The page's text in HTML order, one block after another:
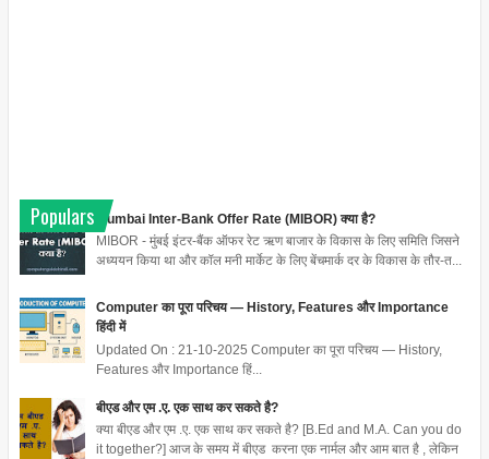
Populars
Mumbai Inter-Bank Offer Rate (MIBOR) क्या है?
MIBOR - मुंबई इंटर-बैंक ऑफर रेट ऋण बाजार के विकास के लिए समिति जिसने
अध्ययन किया था और कॉल मनी मार्केट के लिए बेंचमार्क दर के विकास के तौर-त...
Computer का पूरा परिचय — History, Features और Importance
हिंदी में
Updated On : 21-10-2025 Computer का पूरा परिचय — History,
Features और Importance हिं...
बीएड और एम .ए. एक साथ कर सकते है?
क्या बीएड और एम .ए. एक साथ कर सकते है? [B.Ed and M.A. Can you do
it together?] आज के समय में बीएड करना एक नार्मल और आम बात है , लेकिन